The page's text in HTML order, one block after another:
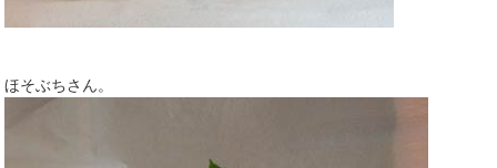
ほそぶちさん。